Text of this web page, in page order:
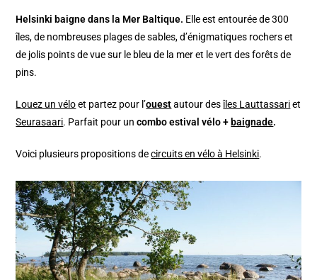
Helsinki baigne dans la Mer Baltique. Elle est entourée de 300
îles, de nombreuses plages de sables, d’énigmatiques rochers et
de jolis points de vue sur le bleu de la mer et le vert des forêts de
pins.
Louez un véloet partez pour l’ouestautour desîles Lauttassariet
Seurasaari. Parfait pour uncombo estival vélo + baignade.
Voici plusieurs propositions decircuits en vélo à Helsinki.